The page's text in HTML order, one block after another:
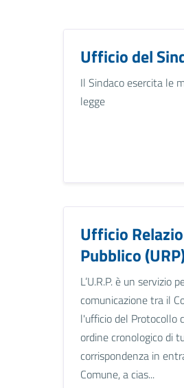
Ufficio del
Il Sindaco esercita le
legge
Ufficio
Pubblico
L’U.R.P. è un servizio
comunicazione tra il
l'ufficio del Protocollo
ordine cronologico di
corrispondenza in
Comune, a cias...